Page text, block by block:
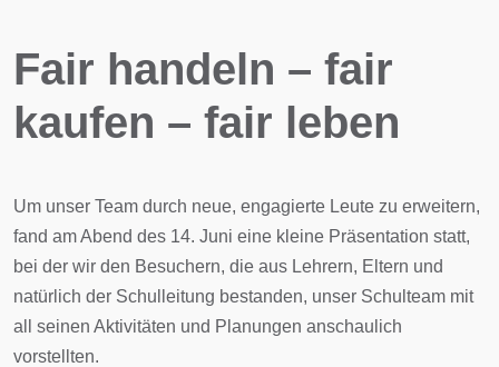
Fair handeln – fair
kaufen – fair leben
Um unser Team durch neue, engagierte Leute zu erweitern,
fand am Abend des 14. Juni eine kleine Präsentation statt,
bei der wir den Besuchern, die aus Lehrern, Eltern und
natürlich der Schulleitung bestanden, unser Schulteam mit
all seinen Aktivitäten und Planungen anschaulich
vorstellten.